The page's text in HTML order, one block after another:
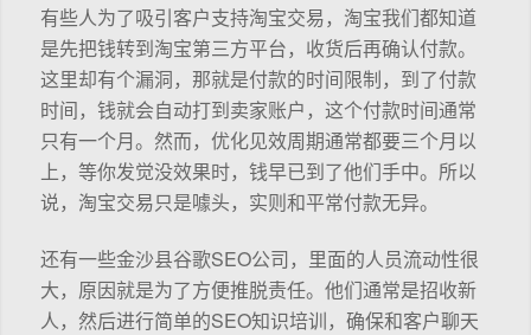
有些人为了吸引客户支持淘宝交易，淘宝我们都知道
是先把钱转到淘宝第三方平台，收货后再确认付款。
这里却有个漏洞，那就是付款的时间限制，到了付款
时间，钱就会自动打到卖家账户，这个付款时间通常
只有一个月。然而，优化见效周期通常都要三个月以
上，等你发觉没效果时，钱早已到了他们手中。所以
说，淘宝交易只是噱头，实则和平常付款无异。
还有一些金沙县谷歌SEO公司，里面的人员流动性很
大，原因就是为了方便推脱责任。他们通常是招收新
人，然后进行简单的SEO知识培训，确保和客户聊天